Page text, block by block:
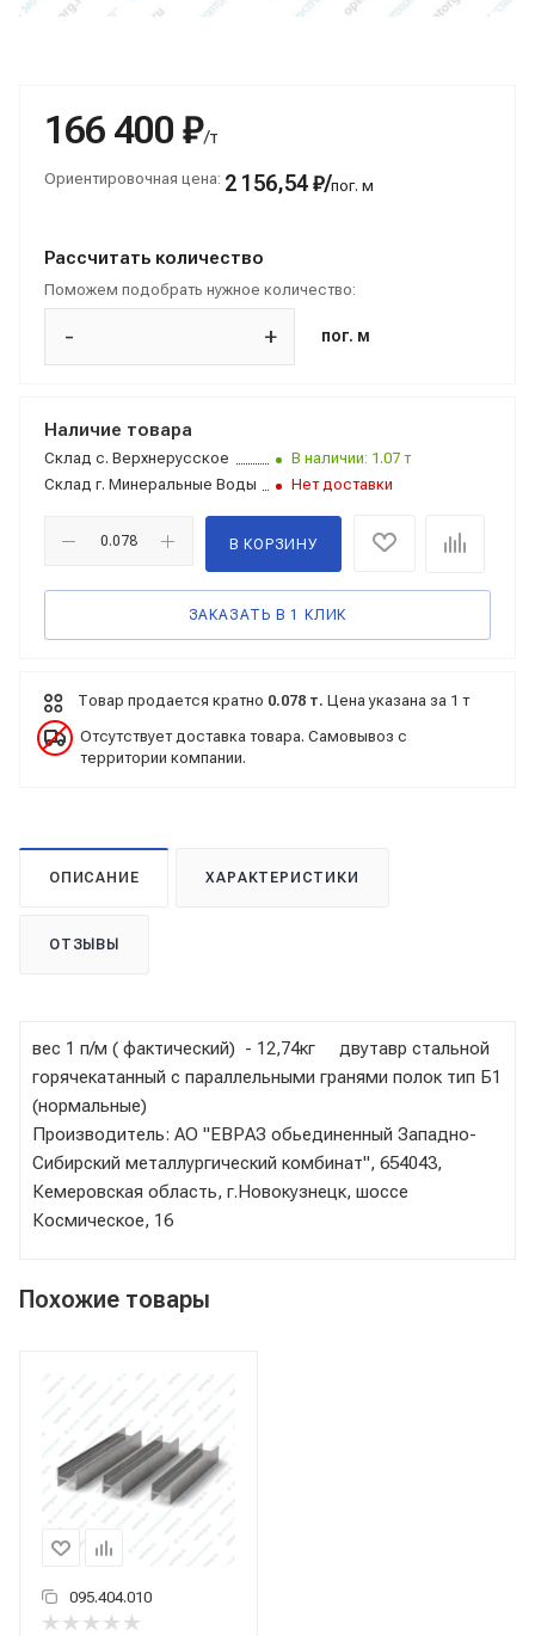
166 400 ₽/т
Ориентировочная цена: 2 156,54 ₽/пог. м
Рассчитать количество
Поможем подобрать нужное количество:
- + пог. м
Наличие товара
Склад с. Верхнерусское
В наличии: 1.07 т
Склад г. Минеральные Воды Нет доставки
В КОРЗИНУ
ЗАКАЗАТЬ В 1 КЛИК
Товар продается кратно 0.078 т. Цена указана за 1 т
Отсутствует доставка товара. Самовывоз с
территории компании.
ОПИСАНИЕ ХАРАКТЕРИСТИКИ
ОТЗЫВЫ
вес 1 п/м ( фактический) - 12,74кг двутавр стальной
горячекатанный с параллельными гранями полок тип Б1
(нормальные)
Производитель: АО "ЕВРАЗ обьединенный Западно-
Сибирский металлургический комбинат", 654043,
Кемеровская область, г.Новокузнецк, шоссе
Космическое, 16
Похожие товары
095.404.010